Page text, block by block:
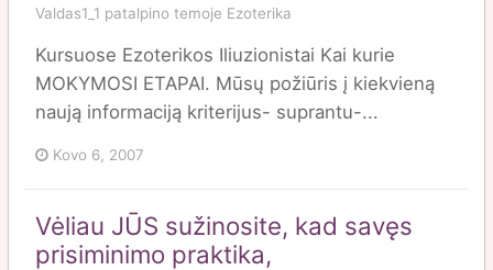
Valdas1_1 patalpino temoje Ezoterika
Kursuose Ezoterikos Iliuzionistai Kai kurie
MOKYMOSI ETAPAI. Mūsų požiūris į kiekvieną
naują informaciją kriterijus- suprantu-...
Kovo 6, 2007
Vėliau JŪS sužinosite, kad savęs
prisiminimo praktika,